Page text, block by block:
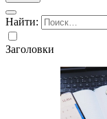
Найти:
Заголовки